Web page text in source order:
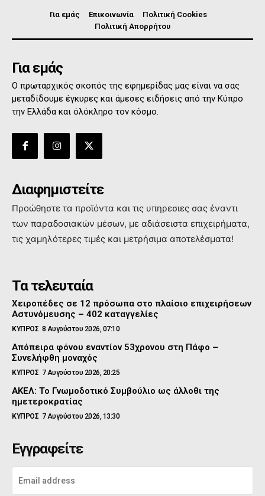
Για εμάς Επικοινωνία
Πολιτική Cookies
Πολιτική Απορρήτου
Για εμάς
Ο πρωταρχικός σκοπός της εφημερίδας μας είναι να σας
μεταδίδουμε έγκυρες και άμεσες ειδήσεις από την Κύπρο
την Ελλάδα και όλόκληρο τον κόσμο.
Διαφημιστείτε
Προώθηστε τα προϊόντα και τις υπηρεσιες σας έναντι
των παραδοσιακών μέσων, με αδιάσειστα επιχειρήματα,
τις χαμηλότερες τιμές και μετρήσιμα αποτελέσματα!
Τα τελευταία
Χειροπέδες σε 12 πρόσωπα στο πλαίσιο επιχειρήσεων
Αστυνόμευσης – 402 καταγγελίες
ΚΥΠΡΟΣ 8 Αυγούστου 2026, 07:10
Απόπειρα φόνου εναντίον 53χρονου στη Πάφο –
Συνελήφθη μοναχός
ΚΥΠΡΟΣ 7 Αυγούστου 2026, 20:25
ΑΚΕΛ: Το Γνωμοδοτικό Συμβούλιο ως άλλοθι της
ημετεροκρατίας
ΚΥΠΡΟΣ 7 Αυγούστου 2026, 13:30
Εγγραφείτε